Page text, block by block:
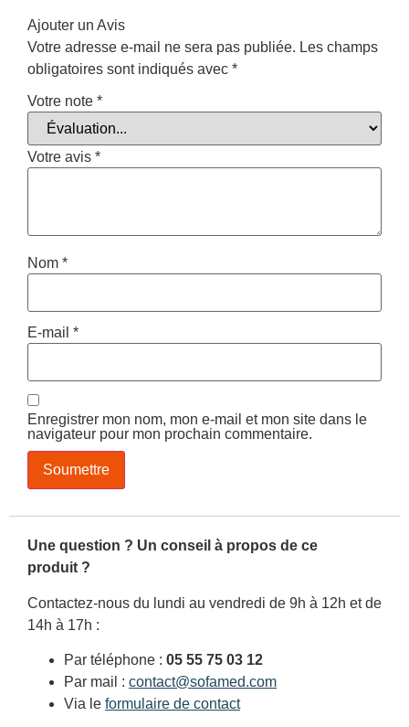
Ajouter un Avis
Votre adresse e-mail ne sera pas publiée. Les champs
obligatoires sont indiqués avec *
Votre note *
Votre avis *
Nom *
E-mail *
Enregistrer mon nom, mon e-mail et mon site dans le
navigateur pour mon prochain commentaire.
Une question ? Un conseil à propos de ce
produit ?
Contactez-nous du lundi au vendredi de 9h à 12h et de
14h à 17h :
Par téléphone : 05 55 75 03 12
Par mail : contact@sofamed.com
Via le formulaire de contact